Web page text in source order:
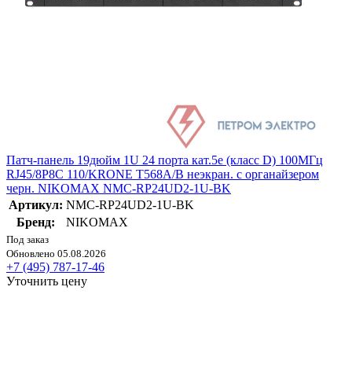
Патч-панель 19дюйм 1U 24 порта кат.5e (класс D) 100МГц
RJ45/8P8C 110/KRONE T568A/B неэкран. с органайзером
черн. NIKOMAX NMC-RP24UD2-1U-BK
Артикул: NMC-RP24UD2-1U-BK
Бренд:
NIKOMAX
Под заказ
Обновлено 05.08.2026
+7 (495) 787-17-46
Уточнить цену